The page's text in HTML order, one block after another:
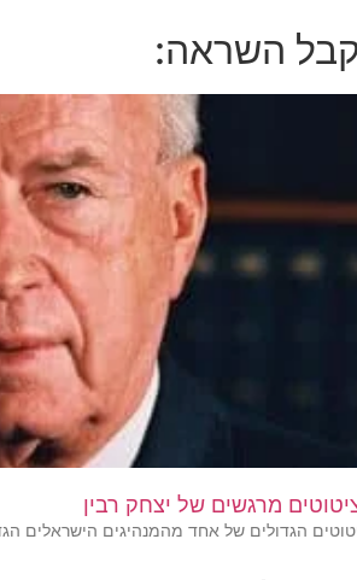
השראה:
הגדולים של אחד מהמנהיגים הישראלים